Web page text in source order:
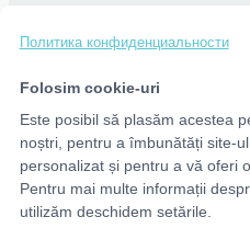
МЕНЮ
КОНТАКТЫ
Политика конфиденциальности
Folosim cookie-uri
Este posibil să plasăm acestea
noștri, pentru a îmbunătăți site-
personalizat și pentru a vă oferi
Pentru mai multe informații
utilizăm deschidem setările.